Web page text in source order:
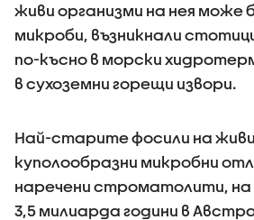
живи организми на нея може
микроби, възникнали
по-късно в морски
в сухоземни горещи извори.
Най-старите фосили на
куполообразни микробни
наречени строматолити, на
3,5 милиарда години в